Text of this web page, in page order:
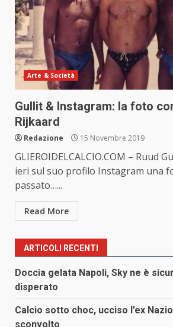
Arte & Società
Gullit & Instagram: la foto
Rijkaard
Redazione 15 Novembre 2019
GLIEROIDELCALCIO.COM – Ruud
ieri sul suo profilo Instagram una
passato…...
Read More
ARTICOLI RECENTI
Doccia gelata Napoli, Sky ne è
disperato
Calcio sotto choc, ucciso l’ex
sconvolto